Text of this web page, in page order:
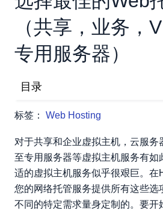
（共享，业务，
专用服务器）
标签： Web Hosting
目录
基本与高级与终极
哪一个最适合我？
电子邮件是我托管的重要组成部分
我需要多少空间？
对于共享和企业虚拟主机，云服务
至专用服务器等虚拟主机服务有如
适的虚拟主机服务似乎很艰巨。在
您的网络托管服务提供所有这些选
不同的特定需求量身定制的。要开